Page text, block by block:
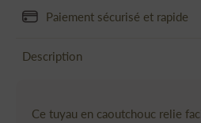
Paiement sécurisé et rapide
Description
Ce tuyau en caoutchouc relie